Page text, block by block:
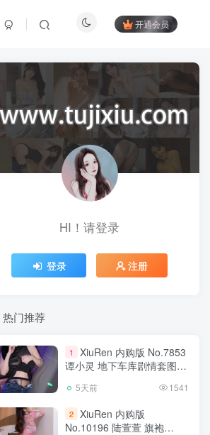
开通会员
HI！请登录
登录 注册
热门推荐
1
XiuRen 内购版 No.7853
谭小灵 地下车库剧情套图
5天前 1541
2 XiuRen 内购版
No.10196 陆萱萱 旗袍